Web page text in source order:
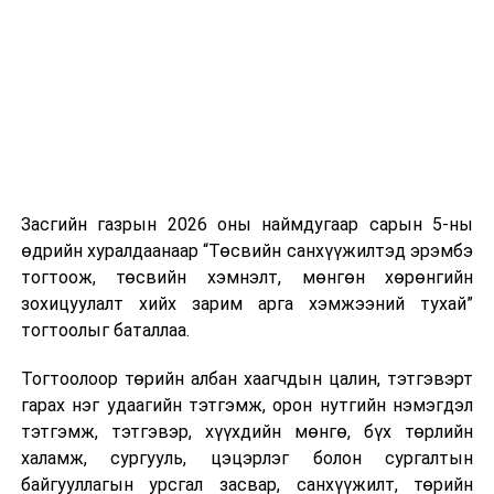
Шинэ хууль Францын зах зээлд үйлчилдэг гадаадын
дуудлагын төвүүдэд нөлөөлөхөөр байна. Тухайлбал,
Мароккогийн дуудлагын төвүүдийн орлогын 80 гаруй
хувь Францын зах зээлээс бүрддэг бөгөөд тус улсын
40–50 мянган ажлын байр эрсдэлд орж болзошгүйг
Засгийн газрын 2026 оны наймдугаар сарын 5-ны
өдрийн хуралдаанаар “Төсвийн санхүүжилтэд эрэмбэ
тогтоож, төсвийн хэмнэлт, мөнгөн хөрөнгийн
зохицуулалт хийх зарим арга хэмжээний тухай”
тогтоолыг баталлаа.
Тогтоолоор төрийн албан хаагчдын цалин, тэтгэвэрт
гарах нэг удаагийн тэтгэмж, орон нутгийн нэмэгдэл
тэтгэмж, тэтгэвэр, хүүхдийн мөнгө, бүх төрлийн
халамж, сургууль, цэцэрлэг болон сургалтын
байгууллагын урсгал засвар, санхүүжилт, төрийн